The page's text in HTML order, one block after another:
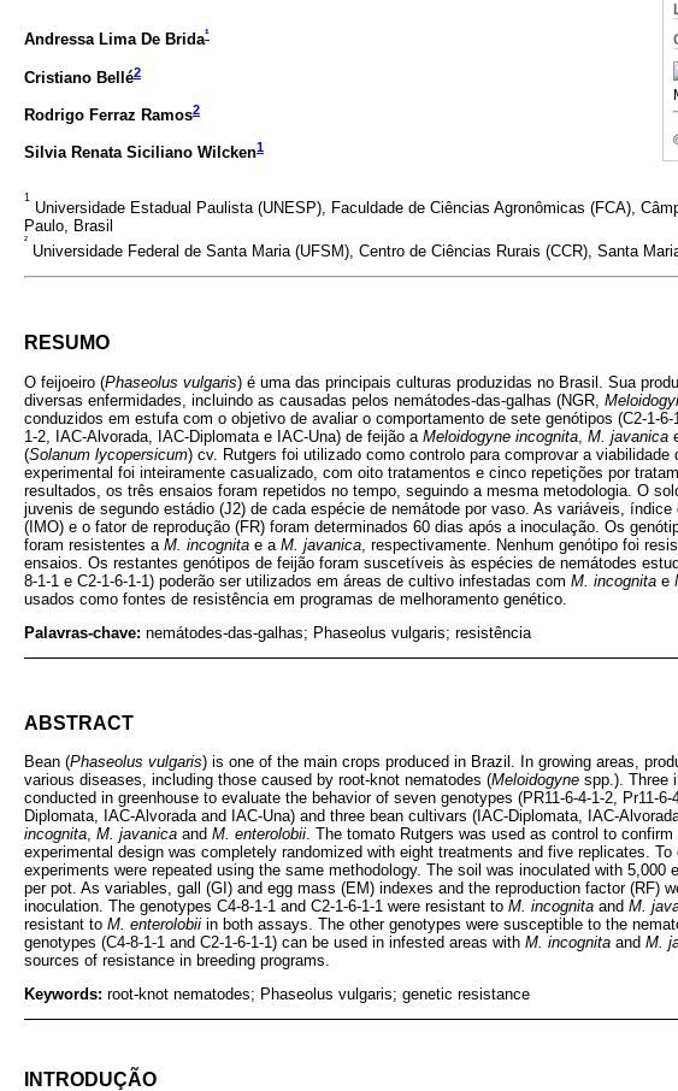
Andressa Lima De Brida¹
Cristiano Bellé2
Rodrigo Ferraz Ramos2
Silvia Renata Siciliano Wilcken1
1
Universidade Estadual Paulista (UNESP), Faculdade de Ciências Agronômicas (FCA),
Paulo, Brasil
²
Universidade Federal de Santa Maria (UFSM), Centro de Ciências Rurais (CCR), Santa
RESUMO
O feijoeiro (Phaseolus vulgaris) é uma das principais culturas produzidas no Brasil. Sua
diversas enfermidades, incluindo as causadas pelos nemátodes-das-galhas (NGR,
conduzidos em estufa com o objetivo de avaliar o comportamento de sete genótipos (C2-1-6-
1-2, IAC-Alvorada, IAC-Diplomata e IAC-Una) de feijão a Meloidogyne incognita M. javanica
(Solanum lycopersicum) cv. Rutgers foi utilizado como controlo para comprovar a viabilidade
experimental foi inteiramente casualizado, com oito tratamentos e cinco repetições por
resultados, os três ensaios foram repetidos no tempo, seguindo a mesma metodologia. O
juvenis de segundo estádio (J2) de cada espécie de nemátode por vaso. As variáveis,
(IMO) e o fator de reprodução (FR) foram determinados 60 dias após a inoculação. Os
foram resistentes a M. incognita e a M. javanica , respectivamente. Nenhum genótipo foi
ensaios. Os restantes genótipos de feijão foram suscetíveis às espécies de nemátodes
8-1-1 e C2-1-6-1-1) poderão ser utilizados em áreas de cultivo infestadas com M. incognita e
usados como fontes de resistência em programas de melhoramento genético.
Palavras-chave: nemátodes-das-galhas; Phaseolus vulgaris; resistência
ABSTRACT
Bean (Phaseolus vulgaris) is one of the main crops produced in Brazil. In growing areas,
various diseases, including those caused by root-knot nematodes (Meloidogyne spp.). Three
conducted in greenhouse to evaluate the behavior of seven genotypes (PR11-6-4-1-2, Pr11-6-
Diplomata, IAC-Alvorada and IAC-Una) and three bean cultivars (IAC-Diplomata, IAC-
incognita, M. javanica and M. enterolobii. The tomato Rutgers was used as control to
experimental design was completely randomized with eight treatments and five replicates.
experiments were repeated using the same methodology. The soil was inoculated with 5,000
per pot. As variables, gall (GI) and egg mass (EM) indexes and the reproduction factor (RF)
inoculation. The genotypes C4-8-1-1 and C2-1-6-1-1 were resistant to M. incognita and M.
resistant to M. enterolobii in both assays. The other genotypes were susceptible to the
genotypes (C4-8-1-1 and C2-1-6-1-1) can be used in infested areas with M. incognita and M.
sources of resistance in breeding programs.
Keywords: root-knot nematodes; Phaseolus vulgaris; genetic resistance
INTRODUÇÃO